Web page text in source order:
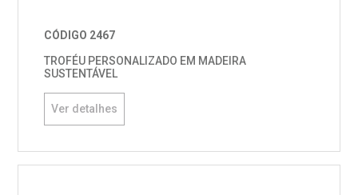
CÓDIGO 2467
TROFÉU PERSONALIZADO EM MADEIRA
SUSTENTÁVEL
Ver detalhes